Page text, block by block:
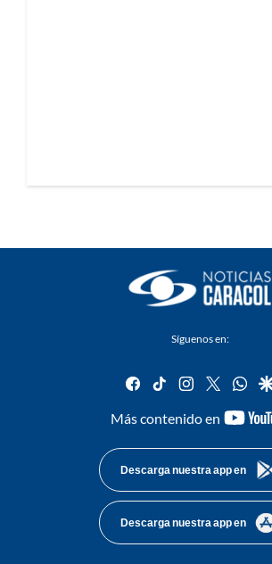
Síguenos en:
facebook
tiktok instagram
twitter
Más contenido en
Descarga nuestra app en
Descarga nuestra app en